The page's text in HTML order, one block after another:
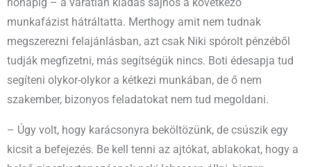
hónapig – a váratlan kiadás sajnos a következő
munkafázist hátráltatta. Merthogy amit nem tudnak
megszerezni felajánlásban, azt csak Niki spórolt pénzéből
tudják megfizetni, más segítségük nincs. Boti édesapja tud
segíteni olykor-olykor a kétkezi munkában, de ő nem
szakember, bizonyos feladatokat nem tud megoldani.
– Úgy volt, hogy karácsonyra beköltözünk, de csúszik egy
kicsit a befejezés. Be kell tenni az ajtókat, ablakokat, hogy a